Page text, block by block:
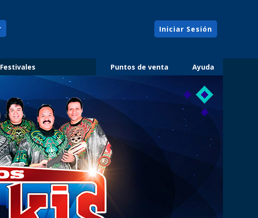
Iniciar Sesión
Festivales Puntos de venta Ayuda